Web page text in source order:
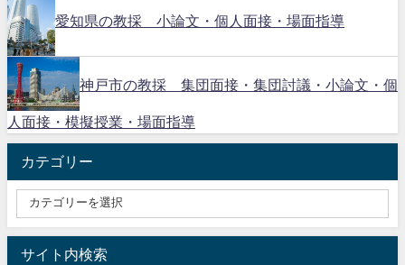
愛知県の教採 小論文・個人面接・場面指導
神戸市の教採 集団面接・集団討議・小論文・個
人面接・模擬授業・場面指導
カテゴリー
サイト内検索